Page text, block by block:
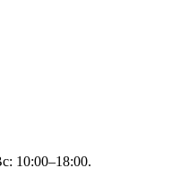
10:00–18:00.